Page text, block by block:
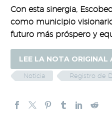
Con esta sinergia,
como municipio
futuro más próspero y
LEE LA NOTA ORIGINAL
Noticia Registro de